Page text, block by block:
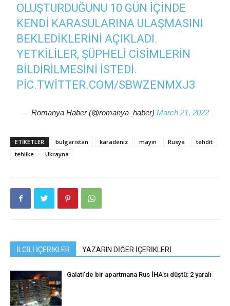
OLUŞTURDUĞUNU 10 GÜN IÇINDE
KENDI KARASULARINA ULAŞMASINI
BEKLEDIKLERINI AÇIKLADI.
YETKILILER, ŞÜPHELI CISIMLERIN
BILDIRILMESINI ISTEDI.
PIC.TWITTER.COM/SBWZENMXJ3
— Romanya Haber (@romanya_haber) March 21, 2022
ETIKETLER bulgaristan karadeniz mayın Rusya
tehdit
tehlike
Ukrayna
İLGİLİ İÇERİKLER YAZARIN DİĞER İÇERİKLERİ
Galati’de bir apartmana Rus İHA’sı düştü: 2 yaralı